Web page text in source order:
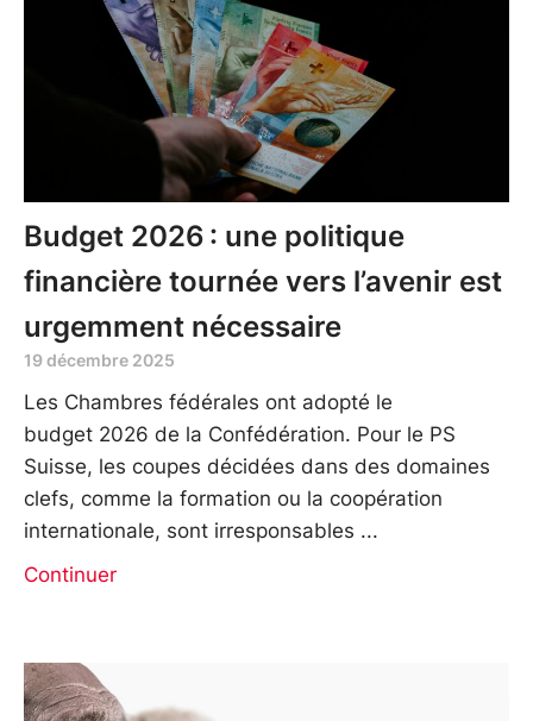
Budget 2026 : une politique
financière tournée vers l’avenir est
urgemment nécessaire
19 décembre 2025
Les Chambres fédérales ont adopté le
budget 2026 de la Confédération. Pour le PS
Suisse, les coupes décidées dans des domaines
clefs, comme la formation ou la coopération
internationale, sont irresponsables
Continuer